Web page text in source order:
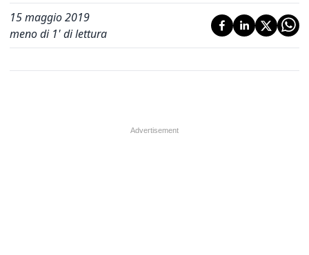
15 maggio 2019
meno di 1' di lettura